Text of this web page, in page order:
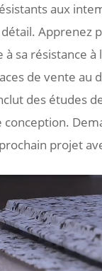
aux
Apprenez
sa résistance
de vente au
des études
projet